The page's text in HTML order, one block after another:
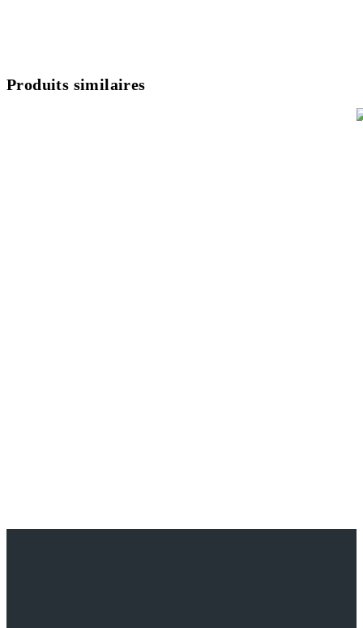
Produits similaires